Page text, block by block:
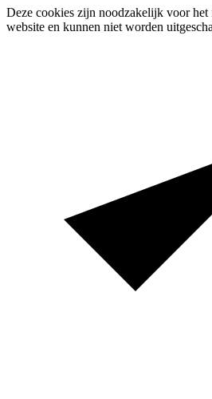
Deze cookies zijn noodzakelijk voor het
website en kunnen niet worden